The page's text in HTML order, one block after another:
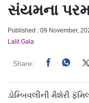
સંયમના
Published : 09 November,
Lalit Gala
Share:
ડોમ્બિવલીની મૈશેરી